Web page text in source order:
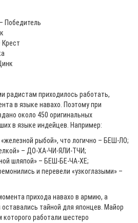
Победитель
радистам приходилось работать,
в языке навахо. Поэтому при
около 450 оригинальных
в языке индейцев. Например:
рыбой», что логично – БЕШ-ЛО;
– ДО-ХА-ЧИ-ЯЛИ-ТЧИ;
шляпой» – БЕШ-БЕ-ЧА-ХЕ;
и перевели «узкоглазыми» –
прихода навахо в армию, а
оставались тайной для японцев. Майор
которого работали шестеро